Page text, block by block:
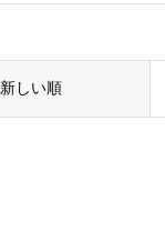
新しい順